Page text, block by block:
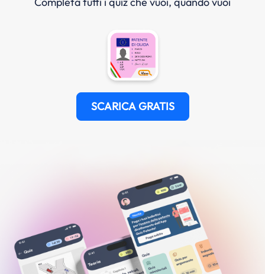
SCARICA GRATIS